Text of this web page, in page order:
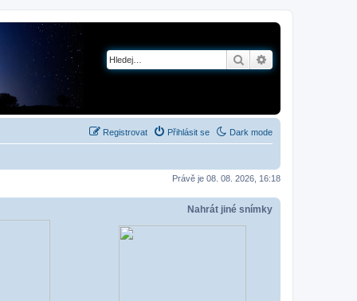
Hledat
Dark mode
Přihlásit se
Registrovat
Právě je 08. 08. 2026, 16:18
Nahrát jiné snímky